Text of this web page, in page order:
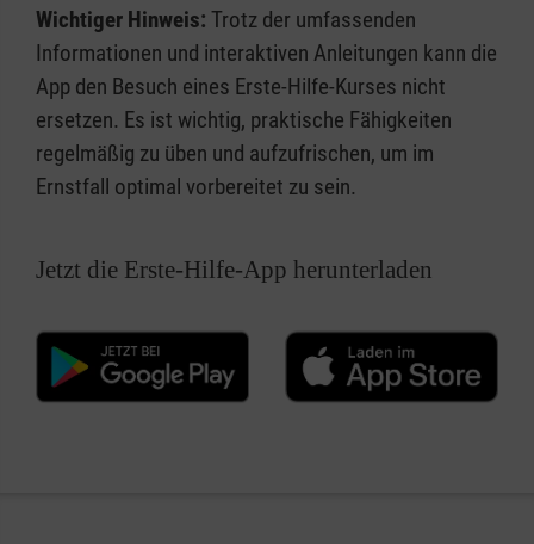
Wichtiger Hinweis: Trotz der umfassenden
Informationen und interaktiven Anleitungen kann die
App den Besuch eines Erste-Hilfe-Kurses nicht
ersetzen. Es ist wichtig, praktische Fähigkeiten
regelmäßig zu üben und aufzufrischen, um im
Ernstfall optimal vorbereitet zu sein.
Jetzt die Erste-Hilfe-App herunterladen